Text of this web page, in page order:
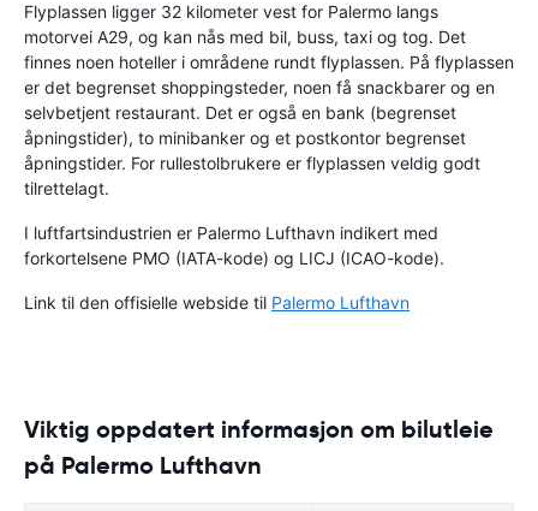
Flyplassen ligger 32 kilometer vest for Palermo langs
motorvei A29, og kan nås med bil, buss, taxi og tog. Det
finnes noen hoteller i områdene rundt flyplassen. På flyplassen
er det begrenset shoppingsteder, noen få snackbarer og en
selvbetjent restaurant. Det er også en bank (begrenset
åpningstider), to minibanker og et postkontor begrenset
åpningstider. For rullestolbrukere er flyplassen veldig godt
tilrettelagt.
I luftfartsindustrien er Palermo Lufthavn indikert med
forkortelsene PMO (IATA-kode) og LICJ (ICAO-kode).
Link til den offisielle webside til Palermo Lufthavn
Viktig oppdatert informasjon om bilutleie
på Palermo Lufthavn